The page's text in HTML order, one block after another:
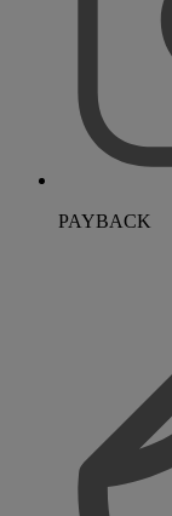
PAYBACK